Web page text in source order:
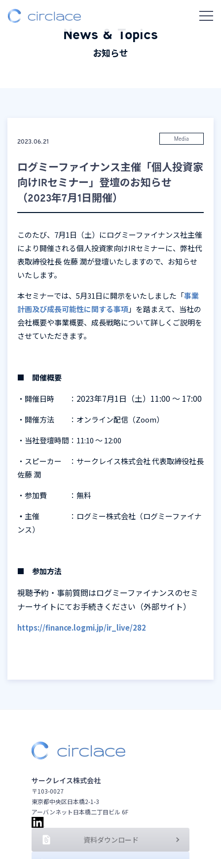
News & Topics
お知らせ
2023.06.21 Media
ログミーファイナンス主催「個人投資家
向けIRセミナー」登壇のお知らせ
（2023年7月1日開催）
このたび、 7月1日（土）にログミーファイナンス社主催
により開催される個人投資家向けIRセミナーに、弊社代
表取締役社長 佐藤 潤が登壇いたしますので、お知らせ
いたします。
本セミナーでは、 5月31日に開示をいたしました「事業
計画及び成長可能性に関する事項」を踏まえて、当社の
会社概要や事業概要、成長戦略について詳しくご説明を
させていただきます。
■ 開催概要
・開催日時 ： 2023年7月1日（土）11:00 ～ 17:00
・開催方法 ：オンライン配信（Zoom）
・当社登壇時間： 11:10～12:00
・スピーカー ：サークレイス株式会社 代表取締役社長
佐藤 潤
・参加費 ：無料
・ 主催 ：ログミー株式会社（ログミーファイナ
ンス）
■ 参加方法
視聴予約・事前質問はログミーファイナンスのセミ
ナーサイトにてお手続きください（外部サイト）
https://finance.logmi.jp/ir_live/282
サークレイス株式会社
〒103-0027
東京都中央区日本橋2-1-3
アーバンネット日本橋二丁目ビル 6F
資料ダウンロード